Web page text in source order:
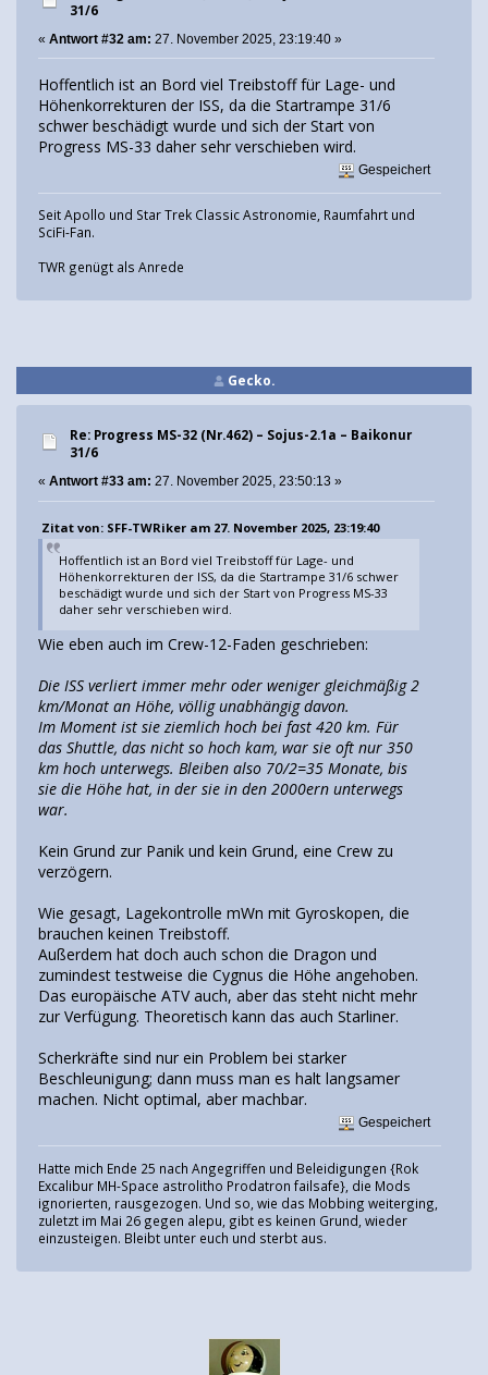
31/6
« Antwort #32 am: 27. November 2025, 23:19:40 »
Hoffentlich ist an Bord viel Treibstoff für Lage- und
Höhenkorrekturen der ISS, da die Startrampe 31/6
schwer beschädigt wurde und sich der Start von
Progress MS-33 daher sehr verschieben wird.
Gespeichert
Seit Apollo und Star Trek Classic Astronomie, Raumfahrt und
SciFi-Fan.
TWR genügt als Anrede
Gecko.
Re: Progress MS-32 (Nr.462) – Sojus-2.1а – Baikonur
31/6
« Antwort #33 am: 27. November 2025, 23:50:13 »
Zitat von: SFF-TWRiker am 27. November 2025, 23:19:40
Hoffentlich ist an Bord viel Treibstoff für Lage- und
Höhenkorrekturen der ISS, da die Startrampe 31/6 schwer
beschädigt wurde und sich der Start von Progress MS-33
daher sehr verschieben wird.
Wie eben auch im Crew-12-Faden geschrieben:
Die ISS verliert immer mehr oder weniger gleichmäßig 2
km/Monat an Höhe, völlig unabhängig davon.
Im Moment ist sie ziemlich hoch bei fast 420 km. Für
das Shuttle, das nicht so hoch kam, war sie oft nur 350
km hoch unterwegs. Bleiben also 70/2=35 Monate, bis
sie die Höhe hat, in der sie in den 2000ern unterwegs
war.
Kein Grund zur Panik und kein Grund, eine Crew zu
verzögern.
Wie gesagt, Lagekontrolle mWn mit Gyroskopen, die
brauchen keinen Treibstoff.
Außerdem hat doch auch schon die Dragon und
zumindest testweise die Cygnus die Höhe angehoben.
Das europäische ATV auch, aber das steht nicht mehr
zur Verfügung. Theoretisch kann das auch Starliner.
Scherkräfte sind nur ein Problem bei starker
Beschleunigung; dann muss man es halt langsamer
machen. Nicht optimal, aber machbar.
Gespeichert
Hatte mich Ende 25 nach Angegriffen und Beleidigungen {Rok
Excalibur MH-Space astrolitho Prodatron failsafe}, die Mods
ignorierten, rausgezogen. Und so, wie das Mobbing weiterging,
zuletzt im Mai 26 gegen alepu, gibt es keinen Grund, wieder
einzusteigen. Bleibt unter euch und sterbt aus.